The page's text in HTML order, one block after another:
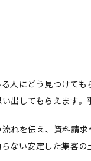
人にどう見つけて
出してもらえます
れを伝え、資料請
ない安定した集客の